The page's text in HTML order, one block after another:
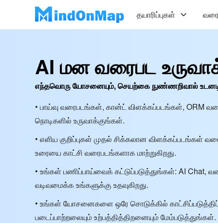
தயாரிப்புகள்
AI மன வரைபட
எந்தவொரு யோசனையும், செயற்கை நுண்ணறிவால்
• பாய்வு வரைபடங்கள், கான்ட் விளக்கப்படங்கள், ORM
நொடிகளில் உருவாக்குங்கள்.
• எளிய குறிப்புகள் முதல் சிக்கலான விளக்கப்படங்கள்
உரையை காட்சி வரைபடங்களாக மாற்றுகிறது.
• உங்கள் பணிப்பாய்வைக் கட்டுப்படுத்துங்கள்: AI Chat,
வடிவமைக்க உங்களுக்கு உதவுகிறது.
• உங்கள் யோசனைகளை ஒரே சொடுக்கில்
படைப்பாற்றலையும் உற்பத்தித்திறனையும் மேம்படுத்துங்கள்.